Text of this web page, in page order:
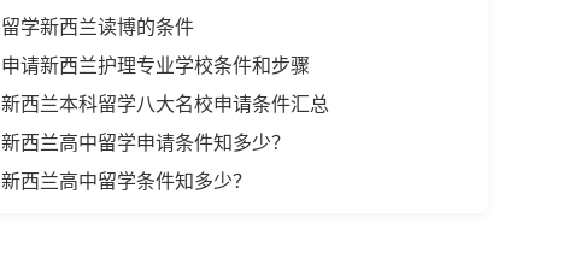
留学新西兰读博的条件
申请新西兰护理专业学校条件和步骤
新西兰本科留学八大名校申请条件汇总
新西兰高中留学申请条件知多少？
新西兰高中留学条件知多少？